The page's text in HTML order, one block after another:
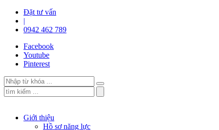
Đặt tư vấn
|
0942 462 789
Facebook
Youtube
Pinterest
Giới thiệu
Hồ sơ năng lực